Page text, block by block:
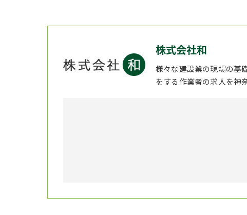
株式会社和
様々な建設業の現場の基
をする作業者の求人を神